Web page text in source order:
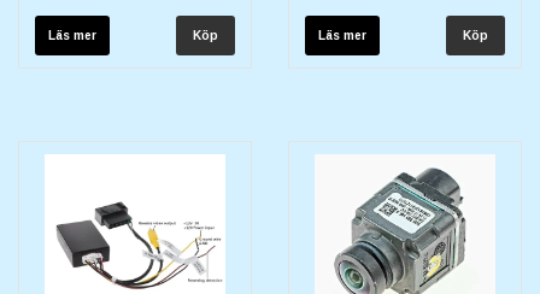
Läs mer Läs mer